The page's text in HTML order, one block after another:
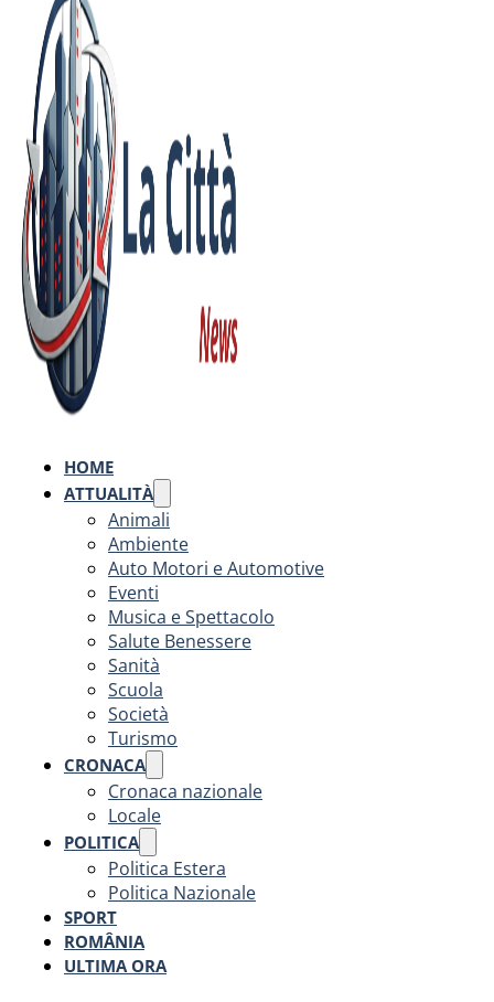
HOME
ATTUALITÀ
Animali
Ambiente
Auto Motori e Automotive
Eventi
Musica e Spettacolo
Salute Benessere
Sanità
Scuola
Società
Turismo
CRONACA
Cronaca nazionale
Locale
POLITICA
Politica Estera
Politica Nazionale
SPORT
ROMÂNIA
ULTIMA ORA